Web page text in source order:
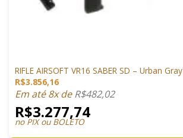
RIFLE AIRSOFT VR16 SABER SD – Urban Gray
R$3.856,16
Em até 8x deR$482,02
R$3.277,74
no PIX ou BOLETO